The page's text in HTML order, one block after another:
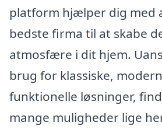
platform hjælper dig med
bedste firma til at skabe
atmosfære i dit hjem.
brug for klassiske,
funktionelle løsninger,
mange muligheder lige